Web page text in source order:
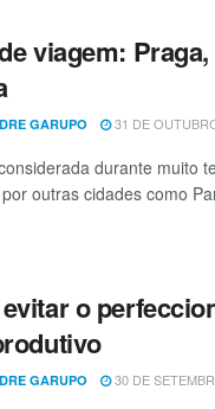
viagem:
GARUPO 31 DE
durante muito
outras cidades como
o
GARUPO 30 DE